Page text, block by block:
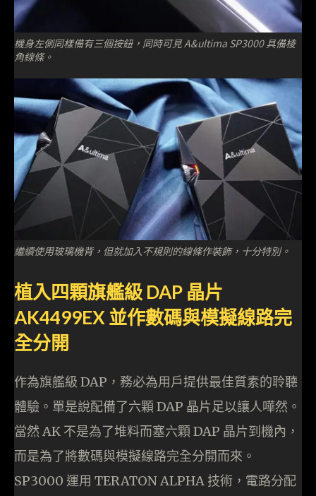
機身左側同樣備有三個按鈕，同時可見 A&ultima SP3000 具備棱
角線條。
繼續使用玻璃機背，但就加入不規則的線條作裝飾，十分特別。
植入四顆旗艦級 DAP 晶片
AK4499EX 並作數碼與模擬線路完
全分開
作為旗艦級 DAP，務必為用戶提供最佳質素的聆聽
體驗。單是說配備了六顆 DAP 晶片足以讓人嘩然。
當然 AK 不是為了堆料而塞六顆 DAP 晶片到機內，
而是為了將數碼與模擬線路完全分開而來。
SP3000 運用 TERATON ALPHA 技術，電路分配